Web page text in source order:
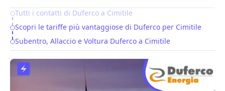
Table of Contents
Tutti i contatti di Duferco a Cimitile
Scopri le tariffe più vantaggiose di Duferco per Cimitile
Subentro, Allaccio e Voltura Duferco a Cimitile